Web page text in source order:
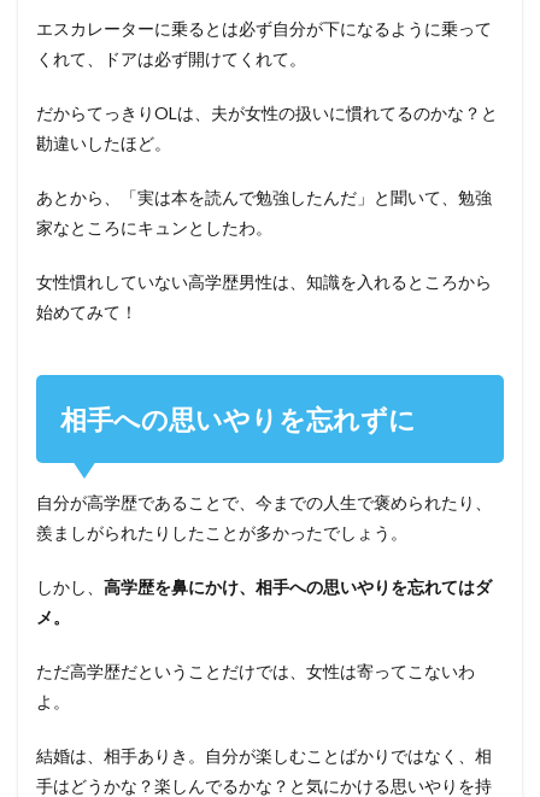
エスカレーターに乗るとは必ず自分が下になるように乗って
くれて、ドアは必ず開けてくれて。
だからてっきりOLは、夫が女性の扱いに慣れてるのかな？と
勘違いしたほど。
あとから、「実は本を読んで勉強したんだ」と聞いて、勉強
家なところにキュンとしたわ。
女性慣れしていない高学歴男性は、知識を入れるところから
始めてみて！
相手への思いやりを忘れずに
自分が高学歴であることで、今までの人生で褒められたり、
羨ましがられたりしたことが多かったでしょう。
しかし、 高学歴を鼻にかけ、相手への思いやりを忘れてはダ
メ。
ただ高学歴だということだけでは、女性は寄ってこないわ
よ。
結婚は、相手ありき。自分が楽しむことばかりではなく、相
手はどうかな？楽しんでるかな？と気にかける思いやりを持